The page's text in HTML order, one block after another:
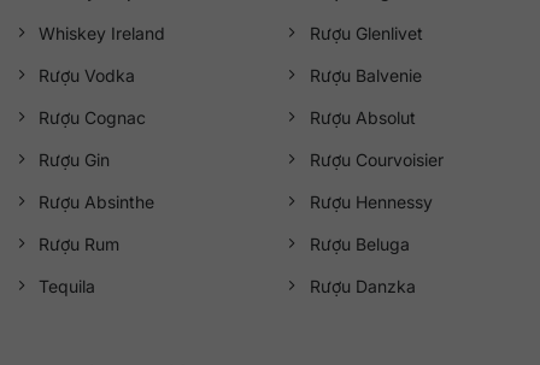
Whiskey Ireland
Rượu Vodka
Rượu Cognac
Rượu Gin
Rượu Absinthe
Rượu Rum
Tequila
Rượu Glenlivet
Rượu Balvenie
Rượu Absolut
Rượu Courvoisier
Rượu Hennessy
Rượu Beluga
Rượu Danzka